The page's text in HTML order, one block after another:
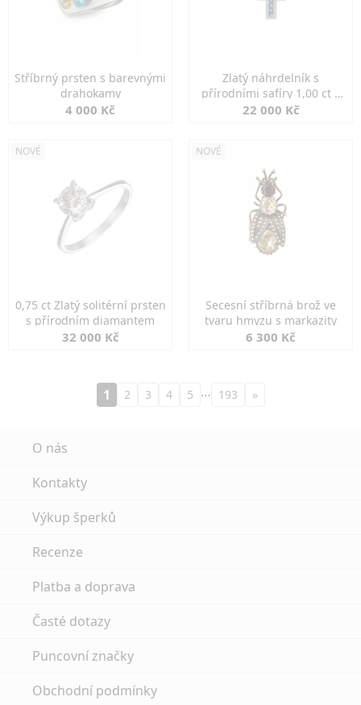
Stříbrný prsten s barevnými
drahokamy
4 000 Kč
Zlatý náhrdelník s
přírodními safíry 1,00 ct a
diamanty
22 000 Kč
NOVÉ
0,75 ct Zlatý solitérní prsten
s přírodním diamantem
32 000 Kč
NOVÉ
Secesní stříbrná brož ve
tvaru hmyzu s markazity
6 300 Kč
1 2 3 4 5 … 193 »
O nás
Kontakty
Výkup šperků
Recenze
Platba a doprava
Časté dotazy
Puncovní značky
Obchodní podmínky